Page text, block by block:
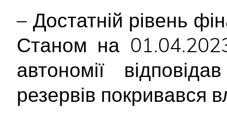
– Достатній рівень
Станом на
автономії
резервів покривався